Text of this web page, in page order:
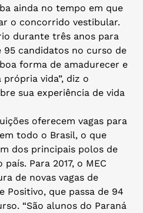
ainda no tempo em que
o concorrido vestibular.
durante três anos para
candidatos no curso de
forma de amadurecer e
vida”, diz o
sua experiência de vida
oferecem vagas para
todo o Brasil, o que
dos principais polos de
Para 2017, o MEC
de novas vagas de
Positivo, que passa de 94
“São alunos do Paraná